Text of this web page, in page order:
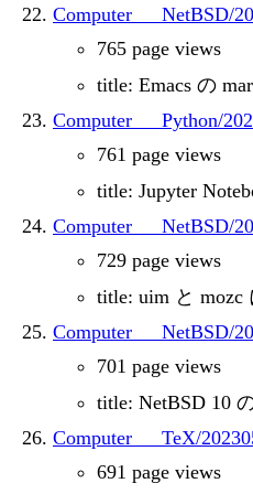
Computer___NetBSD/
765 page views
title: Emacs の
Computer___Python/
761 page views
title: Jupyter
Computer___NetBSD/
729 page views
title: uim と
Computer___NetBSD/
701 page views
title: NetBSD 10
Computer___TeX/
691 page views